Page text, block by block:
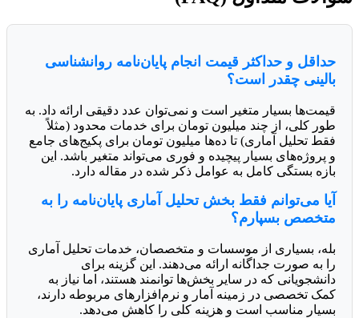
حداقل و حداکثر قیمت انجام پایان‌نامه روانشناسی
بالینی چقدر است؟
قیمت‌ها بسیار متغیر است و نمی‌توان عدد دقیقی ارائه داد. به
طور کلی، از چند میلیون تومان برای خدمات محدود (مثلاً
فقط تحلیل آماری) تا ده‌ها میلیون تومان برای پکیج‌های جامع
و پروژه‌های بسیار پیچیده و فوری می‌تواند متغیر باشد. این
بازه بستگی کامل به عوامل ذکر شده در مقاله دارد.
آیا می‌توانم فقط بخش تحلیل آماری پایان‌نامه را به
متخصص بسپارم؟
بله، بسیاری از موسسات و متخصصان، خدمات تحلیل آماری
را به صورت جداگانه ارائه می‌دهند. این گزینه برای
دانشجویانی که در سایر بخش‌ها توانمند هستند، اما نیاز به
کمک تخصصی در زمینه آمار و نرم‌افزارهای مربوطه دارند،
بسیار مناسب است و هزینه کلی را کاهش می‌دهد.